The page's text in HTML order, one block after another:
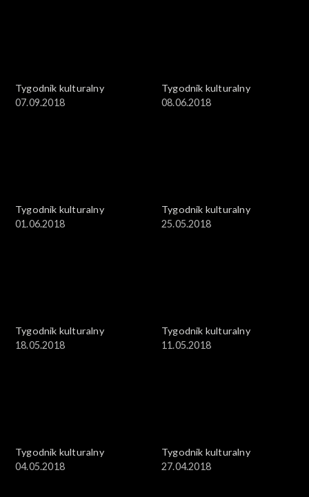
Tygodnik kulturalny
07.09.2018
Tygodnik kulturalny
08.06.2018
Tygodnik kulturalny
01.06.2018
Tygodnik kulturalny
25.05.2018
Tygodnik kulturalny
18.05.2018
Tygodnik kulturalny
11.05.2018
Tygodnik kulturalny
04.05.2018
Tygodnik kulturalny
27.04.2018